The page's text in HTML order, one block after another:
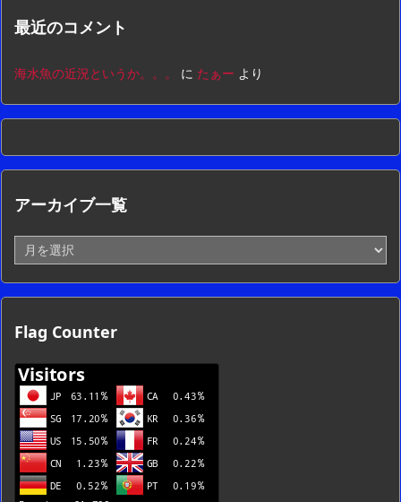
最近のコメント
海水魚の近況というか。。。 に たぁー より
アーカイブ一覧
ー
カ
イ
一
Flag Counter